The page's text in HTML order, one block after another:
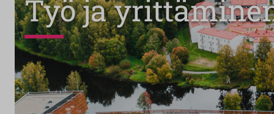
Työ ja